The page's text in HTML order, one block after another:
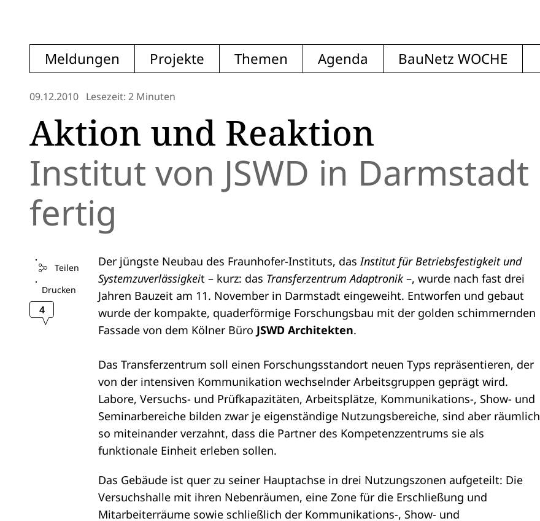
Meldungen Projekte Themen Agenda BauNetz WOCHE
09.12.2010 Lesezeit: 2 Minuten
Aktion und Reaktion
Institut von JSWD in Darmstadt
fertig
Teilen
Drucken
4
Der jüngste Neubau des Fraunhofer-Instituts, dasInstitut für Betriebsfestigkeit und
Systemzuverlässigkeit – kurz: das Transferzentrum Adaptronik–, wurde nach fast drei
Jahren Bauzeit am 11. November in Darmstadt eingeweiht. Entworfen und gebaut
wurde der kompakte, quaderförmige Forschungsbau mit der golden schimmernden
Fassade von dem Kölner Büro JSWD Architekten.
Das Transferzentrum soll einen Forschungsstandort neuen Typs repräsentieren, der
von der intensiven Kommunikation wechselnder Arbeitsgruppen geprägt wird.
Labore, Versuchs- und Prüfkapazitäten, Arbeitsplätze, Kommunikations-, Show- und
Seminarbereiche bilden zwar je eigenständige Nutzungsbereiche, sind aber räumlich
so miteinander verzahnt, dass die Partner des Kompetenzzentrums sie als
funktionale Einheit erleben sollen.
Das Gebäude ist quer zu seiner Hauptachse in drei Nutzungszonen aufgeteilt: Die
Versuchshalle mit ihren Nebenräumen, eine Zone für die Erschließung und
Mitarbeiterräume sowie schließlich der Kommunikations-, Show- und